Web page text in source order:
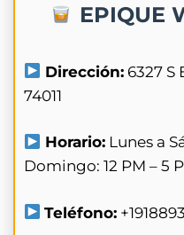
EPIQUE
Dirección: 6327 S
74011
Horario: Lunes a
Domingo: 12 PM – 5
Teléfono: